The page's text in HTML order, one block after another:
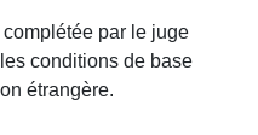
par le juge
conditions de base
étrangère.